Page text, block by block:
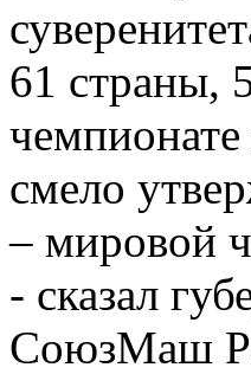
61 страны,
смело
– мировой
- сказал
СоюзМаш